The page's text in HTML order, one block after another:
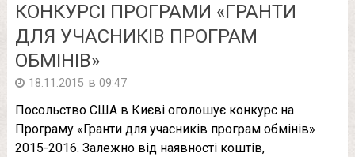
КОНКУРСІ ПРОГРАМИ «ГРАНТИ
ДЛЯ УЧАСНИКІВ ПРОГРАМ
ОБМІНІВ»
18.11.2015 в 09:47
Посольство США в Києві оголошує конкурс на
Програму «Гранти для учасників програм обмінів»
2015-2016. Залежно від наявності коштів,